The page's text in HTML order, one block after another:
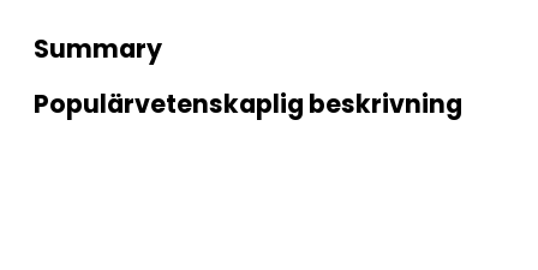
Summary
Populärvetenskaplig beskrivning